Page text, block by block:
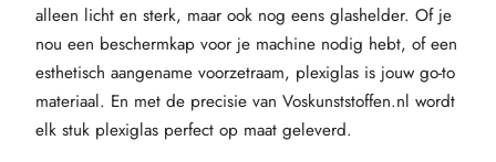
alleen licht en sterk, maar ook nog eens glashelder. Of je
nou een beschermkap voor je machine nodig hebt, of een
esthetisch aangename voorzetraam, plexiglas is jouw go-to
materiaal. En met de precisie van Voskunststoffen.nl wordt
elk stuk plexiglas perfect op maat geleverd.